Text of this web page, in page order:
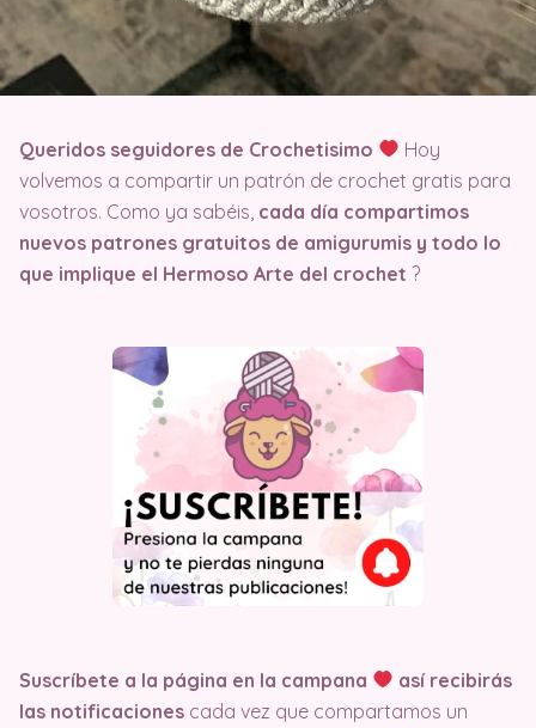
Queridos seguidores de Crochetisimo
Hoy
volvemos a compartir un patrón de crochet gratis para
vosotros. Como ya sabéis, cada día compartimos
nuevos patrones gratuitos de amigurumis y todo lo
que implique el Hermoso Arte del crochet ?
Suscríbete a la página en la campana
así recibirás
las notificaciones cada vez que compartamos un